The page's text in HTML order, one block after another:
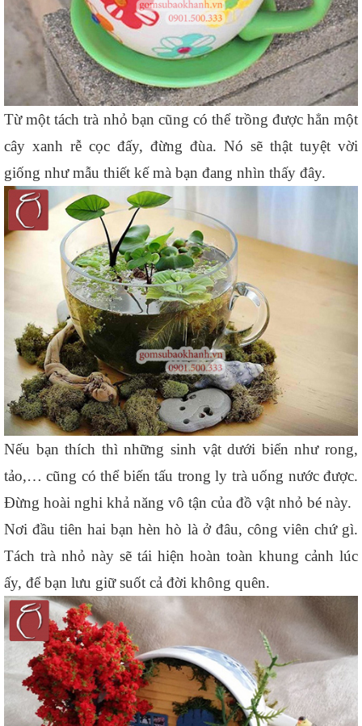
Từ một tách trà nhỏ bạn cũng có thể trồng được hẳn một
cây xanh rễ cọc đấy, đừng đùa. Nó sẽ thật tuyệt vời
giống như mẫu thiết kế mà bạn đang nhìn thấy đây.
Nếu bạn thích thì những sinh vật dưới biển như rong,
tảo,… cũng có thể biến tấu trong ly trà uống nước được.
Đừng hoài nghi khả năng vô tận của đồ vật nhỏ bé này.
Nơi đầu tiên hai bạn hèn hò là ở đâu, công viên chứ gì.
Tách trà nhỏ này sẽ tái hiện hoàn toàn khung cảnh lúc
ấy, để bạn lưu giữ suốt cả đời không quên.